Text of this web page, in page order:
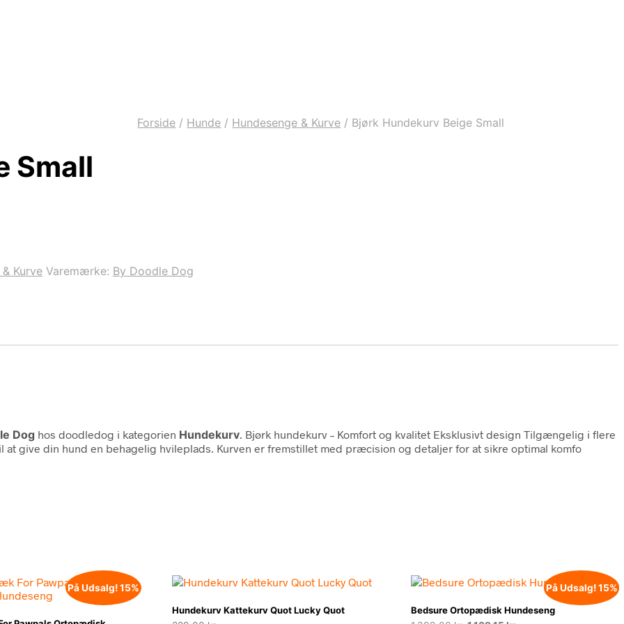
Forside / Hunde / Hundesenge & Kurve / Bjørk Hundekurv Beige Small
Small
Kurve Varemærke: By Doodle Dog
Dog hos doodledog i kategorien Hundekurv. Bjørk hundekurv – Komfort og kvalitet Eksklusivt design Tilgængelig i flere
give din hund en behagelig hvileplads. Kurven er fremstillet med præcision og detaljer for at sikre optimal komfo
På Udsalg! 15%
Hundekurv Kattekurv Quot Lucky Quot
På Udsalg! 15%
Bedsure Ortopædisk Hundeseng